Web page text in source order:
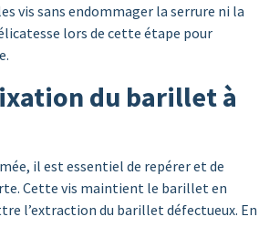
vis sans endommager la serrure ni la
lors de cette étape pour
du barillet à
il est essentiel de repérer et de
Cette vis maintient le barillet en
l’extraction du barillet défectueux. En